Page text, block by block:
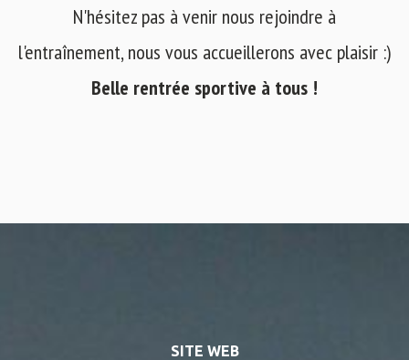
N'hésitez pas à venir nous rejoindre à
l'entraînement, nous vous accueillerons avec plaisir :)
Belle rentrée sportive à tous !
SITE WEB